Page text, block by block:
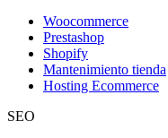
Woocommerce
Prestashop
Shopify
Mantenimiento tienda
Hosting Ecommerce
SEO